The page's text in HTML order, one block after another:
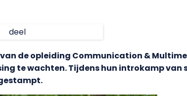
deel
de opleiding Communication &
te wachten. Tijdens hun introkamp van